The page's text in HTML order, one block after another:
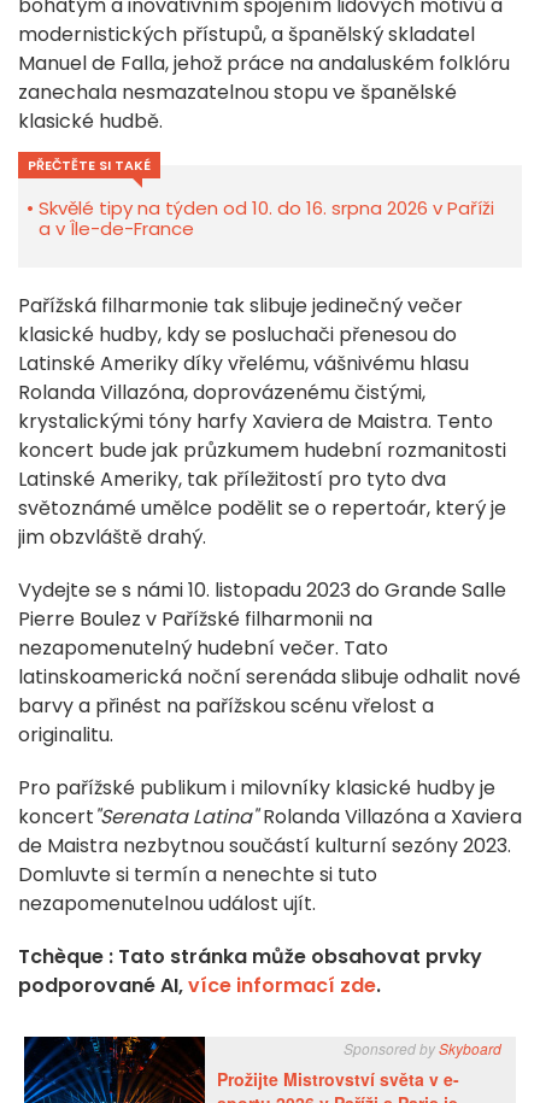
bohatým a inovativním spojením lidových motivů a
modernistických přístupů, a španělský skladatel
Manuel de Falla, jehož práce na andaluském folklóru
zanechala nesmazatelnou stopu ve španělské
klasické hudbě.
PŘEČTĚTE SI TAKÉ
Skvělé tipy na týden od 10. do 16. srpna 2026 v Paříži
a v Île-de-France
Pařížská filharmonie tak slibuje jedinečný večer
klasické hudby, kdy se posluchači přenesou do
Latinské Ameriky díky vřelému, vášnivému hlasu
Rolanda Villazóna, doprovázenému čistými,
krystalickými tóny harfy Xaviera de Maistra. Tento
koncert bude jak průzkumem hudební rozmanitosti
Latinské Ameriky, tak příležitostí pro tyto dva
světoznámé umělce podělit se o repertoár, který je
jim obzvláště drahý.
Vydejte se s námi 10. listopadu 2023 do Grande Salle
Pierre Boulez v Pařížské filharmonii na
nezapomenutelný hudební večer. Tato
latinskoamerická noční serenáda slibuje odhalit nové
barvy a přinést na pařížskou scénu vřelost a
originalitu.
Pro pařížské publikum i milovníky klasické hudby je
koncert"Serenata Latina"Rolanda Villazóna a Xaviera
de Maistra nezbytnou součástí kulturní sezóny 2023.
Domluvte si termín a nenechte si tuto
nezapomenutelnou událost ujít.
Tchèque : Tato stránka může obsahovat prvky
podporované AI,více informací zde.